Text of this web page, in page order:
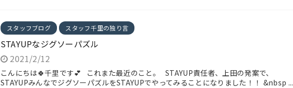
スタッフブログ スタッフ千里の独り言
STAYUPなジグソーパズル
2021/2/12
こんにちは🍀千里です💕 これまた最近のこと。 STAYUP責任者、上田の発案で、
STAYUPみんなでジグソーパズルをSTAYUPでやってみることになりました！！ &nbsp ...